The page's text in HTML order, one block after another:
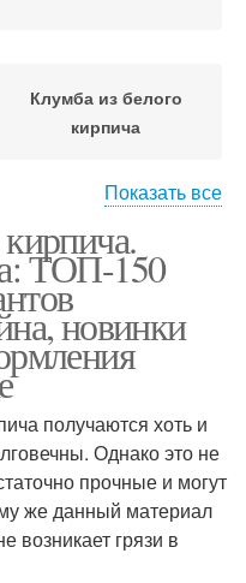
Клумба из белого
кирпича
Старый кирпич
Бордюр из кирпича
Показать все
ТОП-150
новинки
получаются хоть и
Однако это не
прочные и могут
же данный материал
возникает грязи в